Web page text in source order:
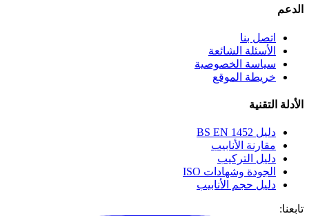
الدعم
اتصل بنا
الأسئلة الشائعة
سياسة الخصوصية
خريطة الموقع
الأدلة التقنية
دليل BS EN 1452
مقارنة الأنابيب
دليل التركيب
الجودة وشهادات ISO
دليل حجم الأنابيب
تابعنا: